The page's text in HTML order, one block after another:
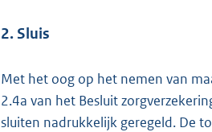
2. Sluis
Met het oog op het nemen van
2.4a van het Besluit
sluiten nadrukkelijk geregeld. De